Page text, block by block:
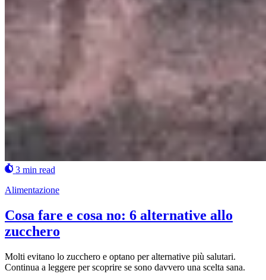
3 min read
Alimentazione
Cosa fare e cosa no: 6 alternative allo
zucchero
Molti evitano lo zucchero e optano per alternative più salutari.
Continua a leggere per scoprire se sono davvero una scelta sana.